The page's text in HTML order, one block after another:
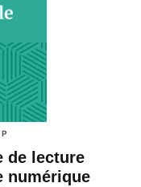
de lecture
numérique